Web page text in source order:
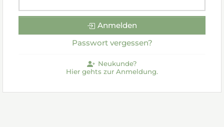
Anmelden
Passwort vergessen?
Neukunde?
Hier gehts zur Anmeldung.